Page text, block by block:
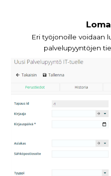
Eri työjonoille voidaan
palvelupyyntöjen